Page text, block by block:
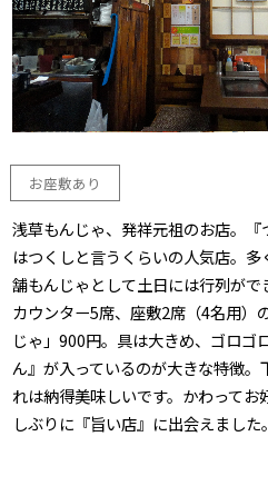
お座敷あり
浅草もんじゃ、発祥元祖のお店。
はつくしと言うくらいの人気店。
舗もんじゃとして土日には行列が
カウンター5席、座敷2席（4名用）
じゃ」900円。具は大きめ、ゴロゴ
ん』が入っているのが大きな特徴
れは納得美味しいです。かわって
しぶりに『旨い店』に出会えました。